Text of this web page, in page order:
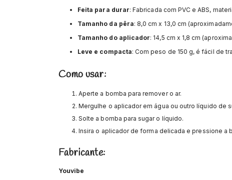
Feita para durar: Fabricada com PVC e ABS,
Tamanho da pêra: 8,0 cm x 13,0 cm
Tamanho do aplicador: 14,5 cm x 1,8 cm
Leve e compacta: Com peso de 150 g, é fácil de
Como usar:
Aperte a bomba para remover o ar.
Mergulhe o aplicador em água ou outro líquido de
Solte a bomba para sugar o líquido.
Insira o aplicador de forma delicada e pressione a
Fabricante:
Youvibe